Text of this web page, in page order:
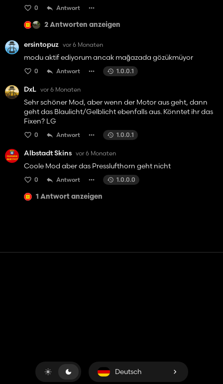
0 Antwort
2 Antworten anzeigen
ersintopuz vor 6 Monaten
modu aktif ediyorum ancak mağazada gözükmüyor
0 Antwort 1.0.0.1
DxL vor 6 Monaten
Sehr schöner Mod, aber wenn der Motor aus geht, dann
geht das Blaulicht/Gelblicht ebenfalls aus. Könntet ihr das
Fixen? LG
0 Antwort 1.0.0.1
Albstadt Skins vor 6 Monaten
Coole Mod aber das Presslufthorn geht nicht
0 Antwort 1.0.0.0
1 Antwort anzeigen
Deutsch